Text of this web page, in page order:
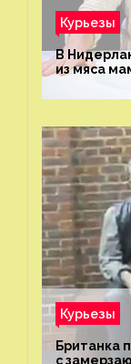
Курьезы
В
из мяса
Курьезы
Британка
с